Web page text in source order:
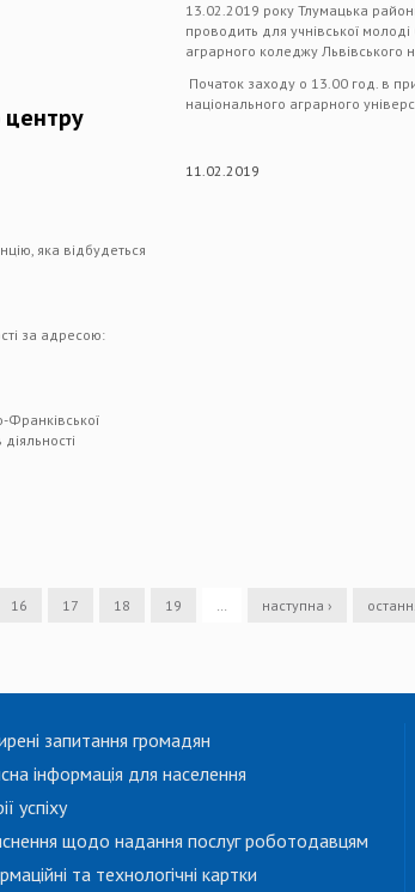
центру
яка відбудеться
за адресою:
Франківської
13.02.2019 року Тлумацька
проводить для учнівської
аграрного коледжу Львівського
Початок заходу о 13.00 год. в
національного аграрного
11.02.2019
16 17 18 19 … наступна ›
запитання громадян
інформація для населення
успіху
щодо надання послуг роботодавцям
та технологічні картки